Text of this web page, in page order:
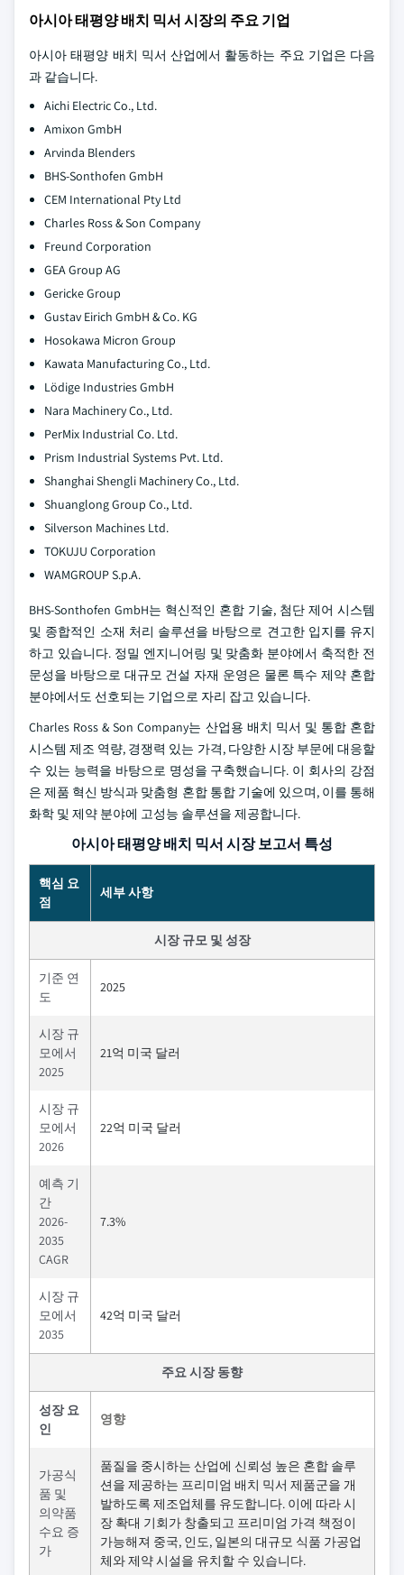
아시아 태평양 배치 믹서 시장의 주요 기업
아시아 태평양 배치 믹서 산업에서 활동하는 주요 기업은 다음
과 같습니다.
Aichi Electric Co., Ltd.
Amixon GmbH
Arvinda Blenders
BHS-Sonthofen GmbH
CEM International Pty Ltd
Charles Ross & Son Company
Freund Corporation
GEA Group AG
Gericke Group
Gustav Eirich GmbH & Co. KG
Hosokawa Micron Group
Kawata Manufacturing Co., Ltd.
Lödige Industries GmbH
Nara Machinery Co., Ltd.
PerMix Industrial Co. Ltd.
Prism Industrial Systems Pvt. Ltd.
Shanghai Shengli Machinery Co., Ltd.
Shuanglong Group Co., Ltd.
Silverson Machines Ltd.
TOKUJU Corporation
WAMGROUP S.p.A.
BHS-Sonthofen GmbH는 혁신적인 혼합 기술, 첨단 제어 시스템
및 종합적인 소재 처리 솔루션을 바탕으로 견고한 입지를 유지
하고 있습니다. 정밀 엔지니어링 및 맞춤화 분야에서 축적한 전
문성을 바탕으로 대규모 건설 자재 운영은 물론 특수 제약 혼합
분야에서도 선호되는 기업으로 자리 잡고 있습니다.
Charles Ross & Son Company는 산업용 배치 믹서 및 통합 혼합
시스템 제조 역량, 경쟁력 있는 가격, 다양한 시장 부문에 대응할
수 있는 능력을 바탕으로 명성을 구축했습니다. 이 회사의 강점
은 제품 혁신 방식과 맞춤형 혼합 통합 기술에 있으며, 이를 통해
화학 및 제약 분야에 고성능 솔루션을 제공합니다.
아시아 태평양 배치 믹서 시장 보고서 특성
핵심 요
점
세부 사항
시장 규모 및 성장
기준 연
도
2025
시장 규
모에서
2025
21억 미국 달러
시장 규
모에서
2026
22억 미국 달러
예측 기
간
2026-
2035
CAGR
7.3%
시장 규
모에서
2035
42억 미국 달러
주요 시장 동향
성장 요
인
영향
가공식
품 및
의약품
수요 증
가
품질을 중시하는 산업에 신뢰성 높은 혼합 솔루
션을 제공하는 프리미엄 배치 믹서 제품군을 개
발하도록 제조업체를 유도합니다. 이에 따라 시
장 확대 기회가 창출되고 프리미엄 가격 책정이
가능해져 중국, 인도, 일본의 대규모 식품 가공업
체와 제약 시설을 유치할 수 있습니다.